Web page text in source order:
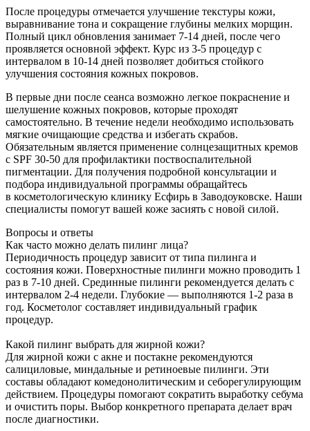
После процедуры отмечается улучшение текстуры кожи,
выравнивание тона и сокращение глубины мелких морщин.
Полный цикл обновления занимает 7-14 дней, после чего
проявляется основной эффект. Курс из 3-5 процедур с
интервалом в 10-14 дней позволяет добиться стойкого
улучшения состояния кожных покровов.
В первые дни после сеанса возможно легкое покраснение и
шелушение кожных покровов, которые проходят
самостоятельно. В течение недели необходимо использовать
мягкие очищающие средства и избегать скрабов.
Обязательным является применение солнцезащитных кремов
с SPF 30-50 для профилактики поствоспалительной
пигментации. Для получения подробной консультации и
подбора индивидуальной программы обращайтесь
в косметологическую клинику Есфирь в Заводоуковске. Наши
специалисты помогут вашей коже засиять с новой силой.
Вопросы и ответы
Как часто можно делать пилинг лица?
Периодичность процедур зависит от типа пилинга и
состояния кожи. Поверхностные пилинги можно проводить 1
раз в 7-10 дней. Срединные пилинги рекомендуется делать с
интервалом 2-4 недели. Глубокие — выполняются 1-2 раза в
год. Косметолог составляет индивидуальный график
процедур.
Какой пилинг выбрать для жирной кожи?
Для жирной кожи с акне и постакне рекомендуются
салициловые, миндальные и ретиноевые пилинги. Эти
составы обладают комедонолитическим и себорегулирующим
действием. Процедуры помогают сократить выработку себума
и очистить поры. Выбор конкретного препарата делает врач
после диагностики.